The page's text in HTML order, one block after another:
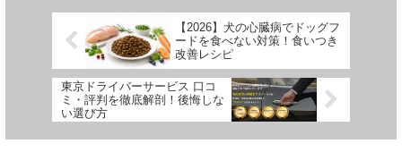
【2026】犬の心臓病でドッグフ
ードを食べない対策！食いつき
改善レシピ
東京ドライバーサービス 口コ
ミ・評判を徹底解剖！後悔しな
い選び方